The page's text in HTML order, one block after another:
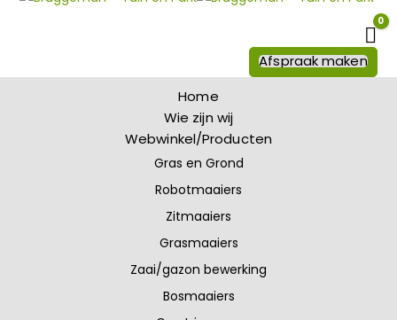
0
Afspraak maken
Home
Wie zijn wij
Webwinkel/Producten
Gras en Grond
Robotmaaiers
Zitmaaiers
Grasmaaiers
Zaai/gazon bewerking
Bosmaaiers